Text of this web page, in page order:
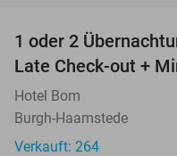
1 oder 2
Late Check-out +
Hotel Bom
Burgh-Haamstede
Verkauft: 264